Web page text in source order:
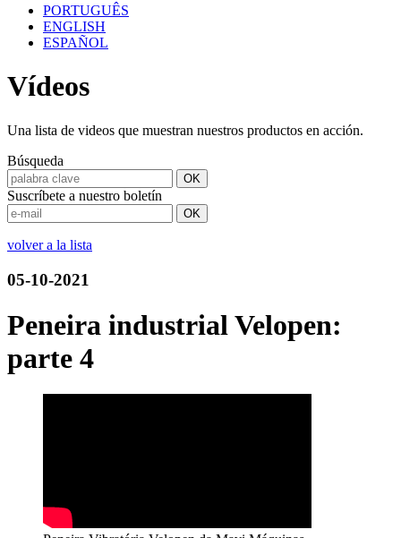
PORTUGUÊS
ENGLISH
ESPAÑOL
Vídeos
Una lista de videos que muestran nuestros productos en acción.
Búsqueda
Suscríbete a nuestro boletín
volver a la lista
05-10-2021
Peneira industrial Velopen:
parte 4